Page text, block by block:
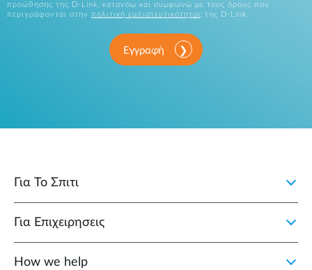
προώθησης της D-Link, κατανόω και συμφωνώ με τους όρους που
περιγράφονται στην πολιτική εμπιστευτικότητας της D-Link.
Εγγραφή
Για Το Σπιτι
Για Επιχειρησεις
How we help